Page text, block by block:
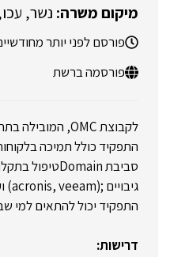
נשר עכו
פורסם לפני יותר
פורסמה ברשת
לקבוצת OMC, המובילה בתחום השרתים הוירטואלים ושירותי ענן, דרושים/ות תומכי/ות IT!
התפקיד כולל תמיכה
גיבויים ;(acronis, veeam) ועוד.
התפקיד יכול להתאים למי
דרישות: